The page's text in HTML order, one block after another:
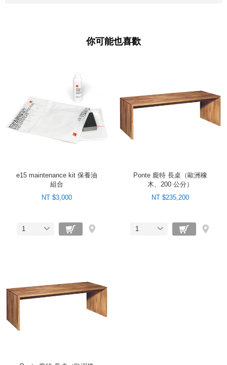
你可能也喜歡
e15 maintenance kit 保養油
組合
NT $3,000
1
Ponte 龐特 長桌（歐洲橡
木、200 公分）
NT $235,200
1